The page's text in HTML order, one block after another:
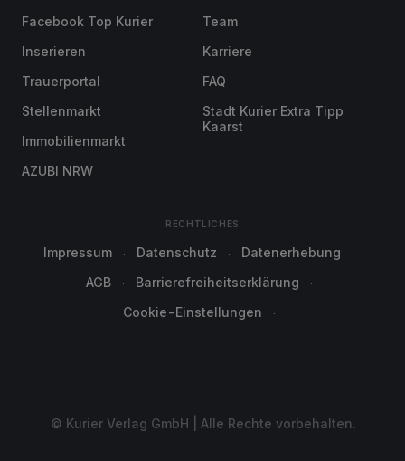
Facebook Top Kurier
Inserieren
Trauerportal
Stellenmarkt
Immobilienmarkt
AZUBI NRW
Team
Karriere
FAQ
Stadt Kurier Extra Tipp
Kaarst
RECHTLICHES
Impressum Datenschutz
Datenerhebung
AGB
Barrierefreiheitserklärung
Cookie-Einstellungen
© Kurier Verlag GmbH | Alle Rechte vorbehalten.